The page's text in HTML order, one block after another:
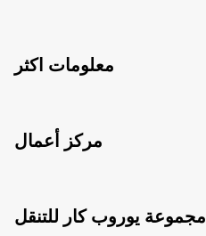
معلومات اكثر
مركز أعمال
مجموعة يوروب كار للتنقل